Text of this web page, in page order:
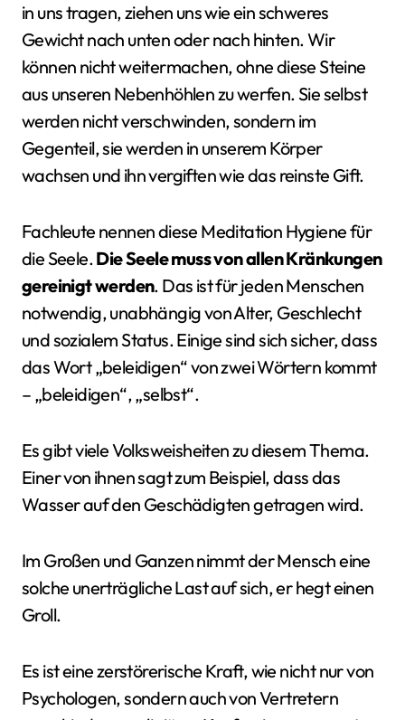
in uns tragen, ziehen uns wie ein schweres
Gewicht nach unten oder nach hinten. Wir
können nicht weitermachen, ohne diese Steine
aus unseren Nebenhöhlen zu werfen. Sie selbst
werden nicht verschwinden, sondern im
Gegenteil, sie werden in unserem Körper
wachsen und ihn vergiften wie das reinste Gift.
Fachleute nennen diese Meditation Hygiene für
die Seele.Die Seele muss von allen Kränkungen
gereinigt werden. Das ist für jeden Menschen
notwendig, unabhängig von Alter, Geschlecht
und sozialem Status. Einige sind sich sicher, dass
das Wort „beleidigen“ von zwei Wörtern kommt
– „beleidigen“, „selbst“.
Es gibt viele Volksweisheiten zu diesem Thema.
Einer von ihnen sagt zum Beispiel, dass das
Wasser auf den Geschädigten getragen wird.
Im Großen und Ganzen nimmt der Mensch eine
solche unerträgliche Last auf sich, er hegt einen
Groll.
Es ist eine zerstörerische Kraft, wie nicht nur von
Psychologen, sondern auch von Vertretern